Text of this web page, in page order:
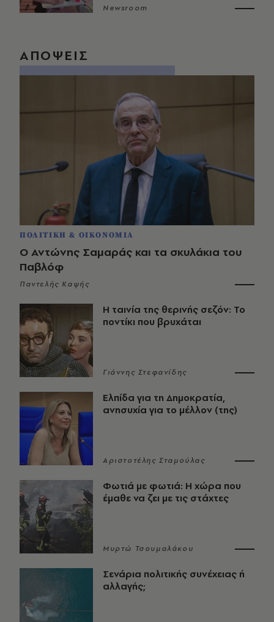
Newsroom
ΑΠΟΨΕΙΣ
ΠΟΛΙΤΙΚΗ & ΟΙΚΟΝΟΜΙΑ
Ο Αντώνης Σαμαράς και τα σκυλάκια του
Παβλόφ
Παντελής Καψής
Η ταινία της θερινής σεζόν: Το
ποντίκι που βρυχάται
Γιάννης Στεφανίδης
Ελπίδα για τη Δημοκρατία,
ανησυχία για το μέλλον (της)
Αριστοτέλης Σταμούλας
Φωτιά με φωτιά: Η χώρα που
έμαθε να ζει με τις στάχτες
Μυρτώ Τσουμαλάκου
Σενάρια πολιτικής συνέχειας ή
αλλαγής;